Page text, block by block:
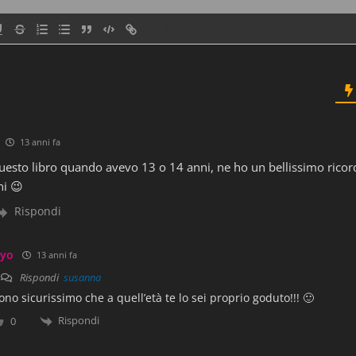
la stessa cosa»
scia di vapore, come una sorta di lumaca celeste.
13 anni fa
libro quando avevo 13 o 14 anni, ne ho un bellissimo
😉
Rispondi
13 anni fa
Rispondi susanna
sicurissimo che a quell’età te lo sei proprio goduto!!! 🙂
0 Rispondi